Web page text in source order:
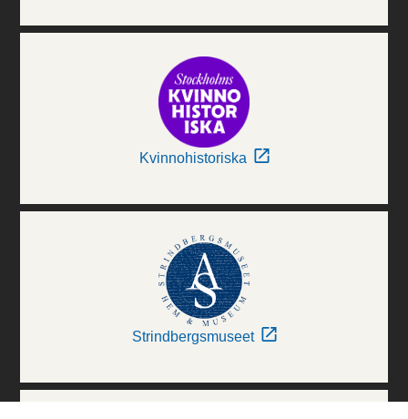
Kvinnohistoriska
Strindbergsmuseet